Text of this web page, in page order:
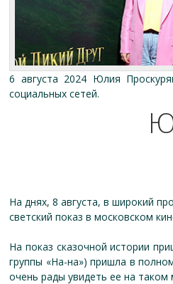
6 августа 2024 Юлия
социальных сетей.
На днях, 8 августа, в широкий
светский показ в московском
На показ сказочной истории
группы «На-на») пришла в
очень рады увидеть ее на таком